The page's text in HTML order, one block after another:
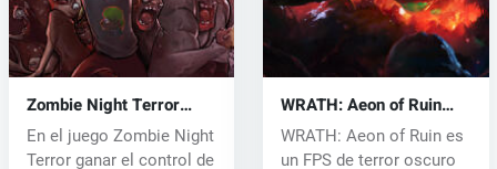
Zombie Night Terror
(PC) CD key
En el juego Zombie Night
Terror ganar el control de
WRATH: Aeon of Ruin
(PC) key
WRATH: Aeon of Ruin es
un FPS de terror oscuro